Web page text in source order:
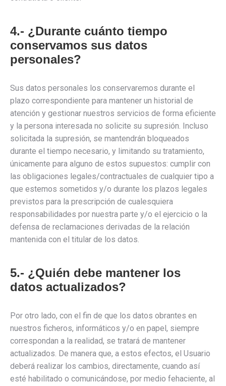
4.- ¿Durante cuánto tiempo
conservamos sus datos
personales?
Sus datos personales los conservaremos durante el
plazo correspondiente para mantener un historial de
atención y gestionar nuestros servicios de forma eficiente
y la persona interesada no solicite su supresión. Incluso
solicitada la supresión, se mantendrán bloqueados
durante el tiempo necesario, y limitando su tratamiento,
únicamente para alguno de estos supuestos: cumplir con
las obligaciones legales/contractuales de cualquier tipo a
que estemos sometidos y/o durante los plazos legales
previstos para la prescripción de cualesquiera
responsabilidades por nuestra parte y/o el ejercicio o la
defensa de reclamaciones derivadas de la relación
mantenida con el titular de los datos.
5.- ¿Quién debe mantener los
datos actualizados?
Por otro lado, con el fin de que los datos obrantes en
nuestros ficheros, informáticos y/o en papel, siempre
correspondan a la realidad, se tratará de mantener
actualizados. De manera que, a estos efectos, el Usuario
deberá realizar los cambios, directamente, cuando así
esté habilitado o comunicándose, por medio fehaciente, al